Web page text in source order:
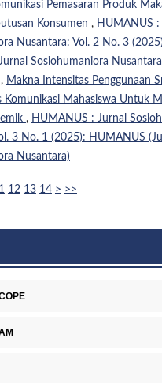
Pemasaran Produk
Konsumen , HUMANUS :
Nusantara: Vol. 2 No. 3
Sosiohumaniora
Makna Intensitas Penggunaan
Komunikasi Mahasiswa Untuk
, HUMANUS : Jurnal
3 No. 1 (2025): HUMANUS
Nusantara)
12 13 14 > >>